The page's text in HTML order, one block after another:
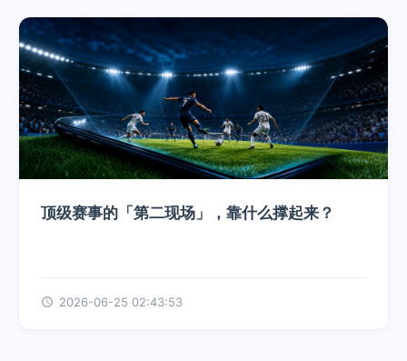
顶级赛事的「第二现场」，靠什么撑起来？
2026-06-25 02:43:53